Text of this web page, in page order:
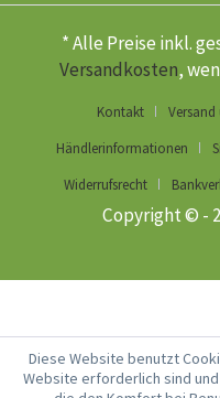
* Alle Preise inkl.
Versandkosten,
Kontakt
Händlerinformationen
Widerrufsrecht
Copyright © -
Diese Website benutzt
Website erforderlich sind